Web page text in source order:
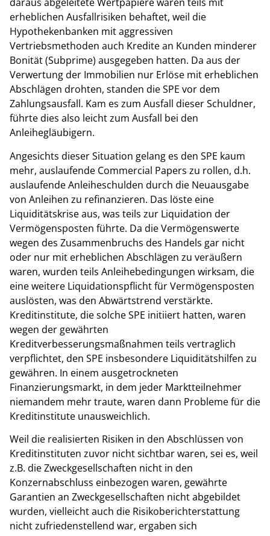
erheblichen Ausfallrisiken behaftet, weil die
Hypothekenbanken mit aggressiven
Vertriebsmethoden auch Kredite an Kunden minderer
Bonität (Subprime) ausgegeben hatten. Da aus der
Verwertung der Immobilien nur Erlöse mit erheblichen
Abschlägen drohten, standen die SPE vor dem
Zahlungsausfall. Kam es zum Ausfall dieser Schuldner,
führte dies also leicht zum Ausfall bei den
Anleihegläubigern.
Angesichts dieser Situation gelang es den SPE kaum
mehr, auslaufende Commercial Papers zu rollen, d.h.
auslaufende Anleiheschulden durch die Neuausgabe
von Anleihen zu refinanzieren. Das löste eine
Liquiditätskrise aus, was teils zur Liquidation der
Vermögensposten führte. Da die Vermögenswerte
wegen des Zusammenbruchs des Handels gar nicht
oder nur mit erheblichen Abschlägen zu veräußern
waren, wurden teils Anleihebedingungen wirksam, die
eine weitere Liquidationspflicht für Vermögensposten
auslösten, was den Abwärtstrend verstärkte.
Kreditinstitute, die solche SPE initiiert hatten, waren
wegen der gewährten
Kreditverbesserungsmaßnahmen teils vertraglich
verpflichtet, den SPE insbesondere Liquiditätshilfen zu
gewähren. In einem ausgetrockneten
Finanzierungsmarkt, in dem jeder Marktteilnehmer
niemandem mehr traute, waren dann Probleme für die
Kreditinstitute unausweichlich.
Weil die realisierten Risiken in den Abschlüssen von
Kreditinstituten zuvor nicht sichtbar waren, sei es, weil
z.B. die Zweckgesellschaften nicht in den
Konzernabschluss einbezogen waren, gewährte
Garantien an Zweckgesellschaften nicht abgebildet
wurden, vielleicht auch die Risikoberichterstattung
nicht zufriedenstellend war, ergaben sich